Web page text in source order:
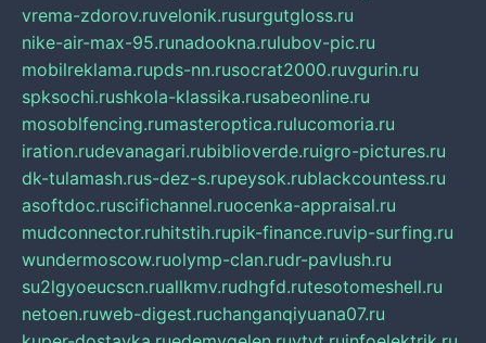
vrema-zdorov.ruvelonik.rusurgutgloss.ru
nike-air-max-95.runadookna.rulubov-pic.ru
mobilreklama.rupds-nn.rusocrat2000.ruvgurin.ru
spksochi.rushkola-klassika.rusabeonline.ru
mosoblfencing.rumasteroptica.rulucomoria.ru
iration.rudevanagari.rubiblioverde.ruigro-pictures.ru
dk-tulamash.rus-dez-s.rupeysok.rublackcountess.ru
asoftdoc.ruscifichannel.ruocenka-appraisal.ru
mudconnector.ruhitstih.rupik-finance.ruvip-surfing.ru
wundermoscow.ruolymp-clan.rudr-pavlush.ru
su2lgyoeucscn.ruallkmv.rudhgfd.rutesotomeshell.ru
netoen.ruweb-digest.ruchanganqiyuana07.ru